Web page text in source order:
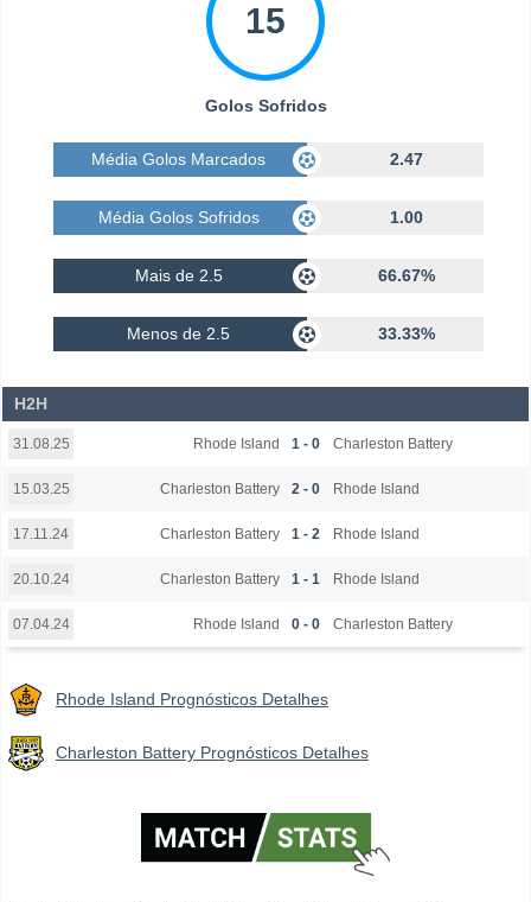
15
Golos Sofridos
Média Golos Marcados 2.47
Média Golos Sofridos 1.00
Mais de 2.5 66.67%
Menos de 2.5 33.33%
H2H
31.08.25 Rhode Island 1 - 0 Charleston Battery
15.03.25 Charleston Battery 2 - 0 Rhode Island
17.11.24 Charleston Battery 1 - 2 Rhode Island
20.10.24 Charleston Battery 1 - 1 Rhode Island
07.04.24 Rhode Island 0 - 0 Charleston Battery
Rhode Island Prognósticos Detalhes
Charleston Battery Prognósticos Detalhes